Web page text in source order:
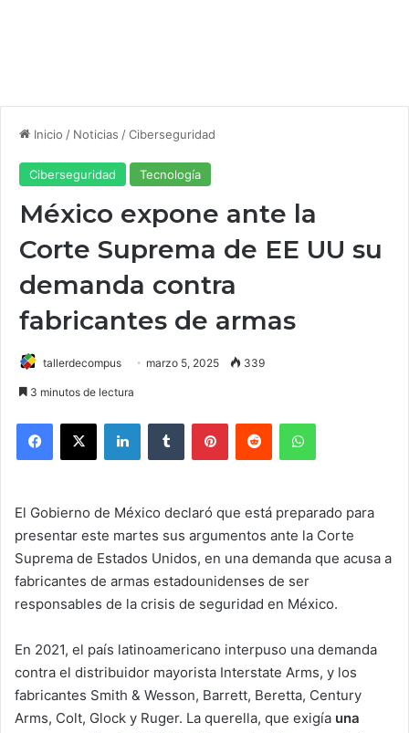
Inicio / Noticias /Ciberseguridad
Ciberseguridad Tecnología
México expone ante la
Corte Suprema de EE UU su
demanda contra
fabricantes de armas
tallerdecompus marzo 5, 2025 339
3 minutos de lectura
El Gobierno de México declaró que está preparado para
presentar este martes sus argumentos ante la Corte
Suprema de Estados Unidos, en una demanda que acusa a
fabricantes de armas estadounidenses de ser
responsables de la crisis de seguridad en México.
En 2021, el país latinoamericano interpuso una demanda
contra el distribuidor mayorista Interstate Arms, y los
fabricantes Smith & Wesson, Barrett, Beretta, Century
Arms, Colt, Glock y Ruger. La querella, que exigía una